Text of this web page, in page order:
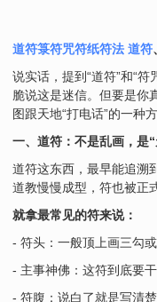
道符箓符咒符纸符法 道符、
说实话，提到“道符”和“
脆说这是迷信。但要是
图跟天地“打电话”的一种方
一、道符：不是乱画，是“
道符这东西，最早能追溯
道教慢慢成型，符也被正
就拿最常见的符来说：
- 符头：一般顶上画三勾
- 主事神佛：这符到底要
- 符腹：说白了就是写清楚